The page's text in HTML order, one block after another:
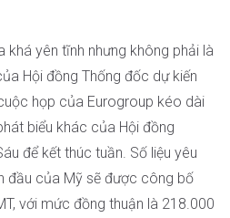
khá yên tĩnh nhưng không phải là
Hội đồng Thống đốc dự kiến
họp của Eurogroup kéo dài
biểu khác của Hội đồng
để kết thúc tuần. Số liệu yêu
đầu của Mỹ sẽ được công bố
với mức đồng thuận là 218.000